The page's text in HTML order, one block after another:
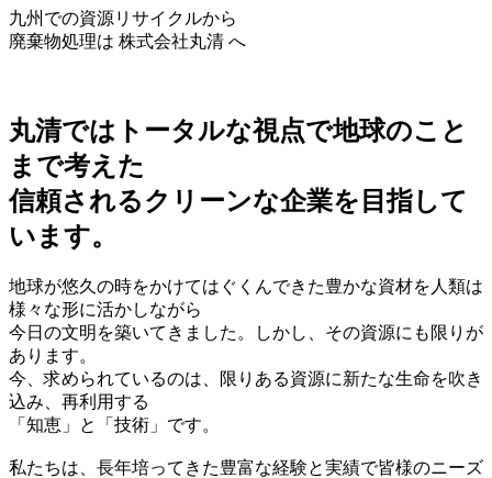
九州での資源リサイクルから
廃棄物処理は 株式会社丸清 へ
丸清ではトータルな視点で地球のこと
まで考えた
信頼されるクリーンな企業を目指して
います。
地球が悠久の時をかけてはぐくんできた豊かな資材を人類は
様々な形に活かしながら
今日の文明を築いてきました。しかし、その資源にも限りが
あります。
今、求められているのは、限りある資源に新たな生命を吹き
込み、再利用する
「知恵」と「技術」です。
私たちは、長年培ってきた豊富な経験と実績で皆様のニーズ